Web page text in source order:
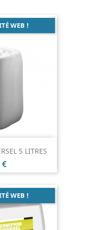
5 LITRES
€
WEB !
WEB !